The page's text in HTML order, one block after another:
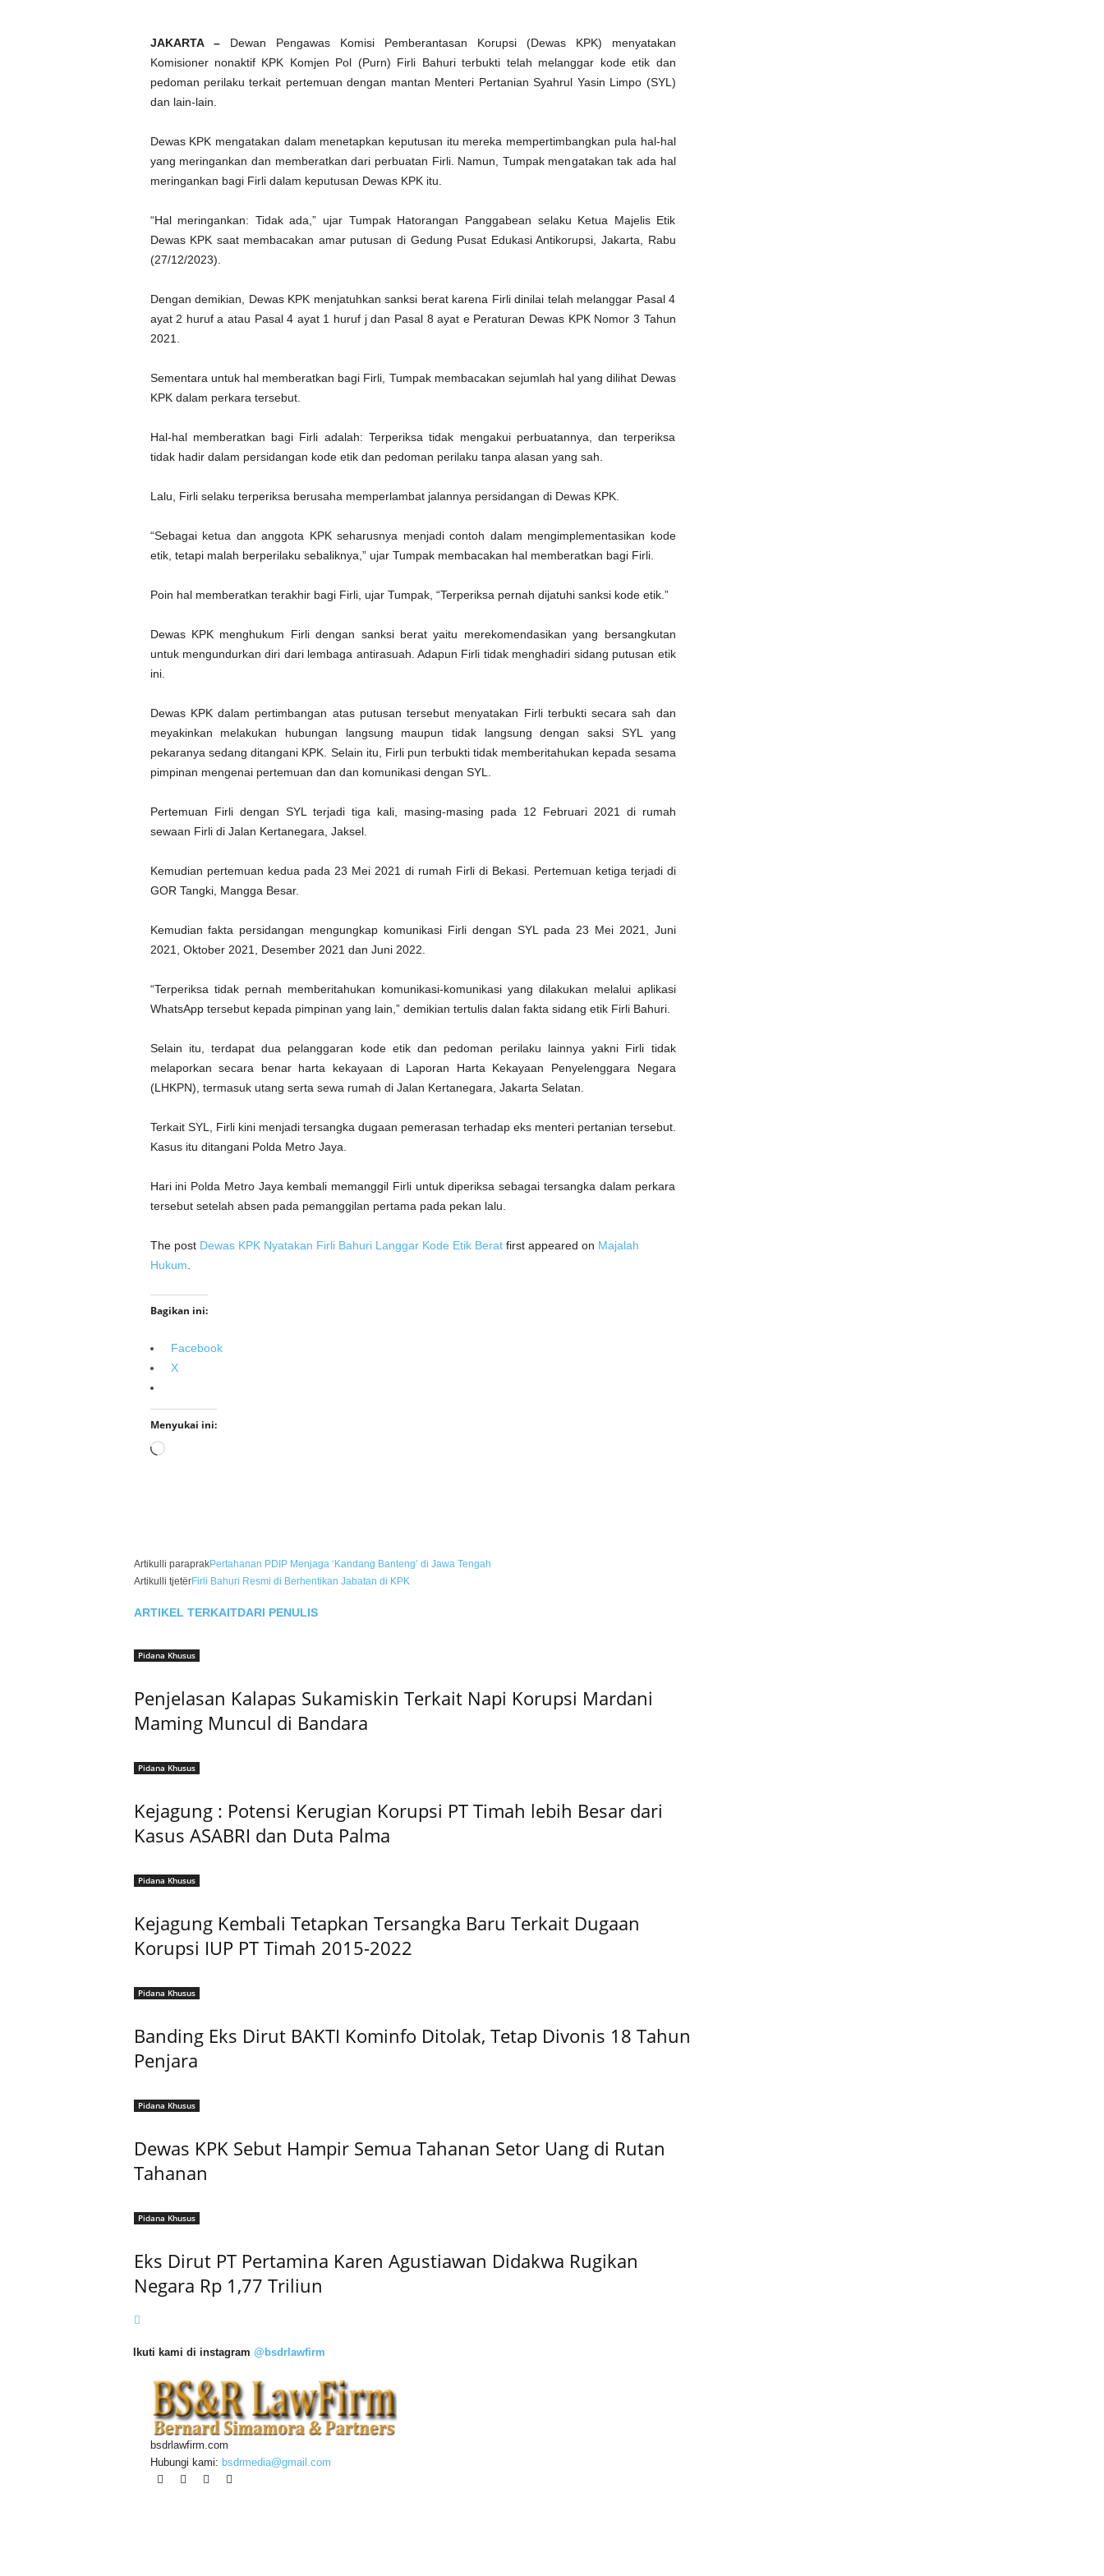
JAKARTA – Dewan Pengawas Komisi Pemberantasan Korupsi (Dewas KPK) menyatakan
Komisioner nonaktif KPK Komjen Pol (Purn) Firli Bahuri terbukti telah melanggar kode etik dan
pedoman perilaku terkait pertemuan dengan mantan Menteri Pertanian Syahrul Yasin Limpo (SYL)
dan lain-lain.
Dewas KPK mengatakan dalam menetapkan keputusan itu mereka mempertimbangkan pula hal-hal
yang meringankan dan memberatkan dari perbuatan Firli. Namun, Tumpak mengatakan tak ada hal
meringankan bagi Firli dalam keputusan Dewas KPK itu.
“Hal meringankan: Tidak ada,” ujar Tumpak Hatorangan Panggabean selaku Ketua Majelis Etik
Dewas KPK saat membacakan amar putusan di Gedung Pusat Edukasi Antikorupsi, Jakarta, Rabu
(27/12/2023).
Dengan demikian, Dewas KPK menjatuhkan sanksi berat karena Firli dinilai telah melanggar Pasal 4
ayat 2 huruf a atau Pasal 4 ayat 1 huruf j dan Pasal 8 ayat e Peraturan Dewas KPK Nomor 3 Tahun
2021.
Sementara untuk hal memberatkan bagi Firli, Tumpak membacakan sejumlah hal yang dilihat Dewas
KPK dalam perkara tersebut.
Hal-hal memberatkan bagi Firli adalah: Terperiksa tidak mengakui perbuatannya, dan terperiksa
tidak hadir dalam persidangan kode etik dan pedoman perilaku tanpa alasan yang sah.
Lalu, Firli selaku terperiksa berusaha memperlambat jalannya persidangan di Dewas KPK.
“Sebagai ketua dan anggota KPK seharusnya menjadi contoh dalam mengimplementasikan kode
etik, tetapi malah berperilaku sebaliknya,” ujar Tumpak membacakan hal memberatkan bagi Firli.
Poin hal memberatkan terakhir bagi Firli, ujar Tumpak, “Terperiksa pernah dijatuhi sanksi kode etik.”
Dewas KPK menghukum Firli dengan sanksi berat yaitu merekomendasikan yang bersangkutan
untuk mengundurkan diri dari lembaga antirasuah. Adapun Firli tidak menghadiri sidang putusan etik
ini.
Dewas KPK dalam pertimbangan atas putusan tersebut menyatakan Firli terbukti secara sah dan
meyakinkan melakukan hubungan langsung maupun tidak langsung dengan saksi SYL yang
pekaranya sedang ditangani KPK. Selain itu, Firli pun terbukti tidak memberitahukan kepada sesama
pimpinan mengenai pertemuan dan dan komunikasi dengan SYL.
Pertemuan Firli dengan SYL terjadi tiga kali, masing-masing pada 12 Februari 2021 di rumah
sewaan Firli di Jalan Kertanegara, Jaksel.
Kemudian pertemuan kedua pada 23 Mei 2021 di rumah Firli di Bekasi. Pertemuan ketiga terjadi di
GOR Tangki, Mangga Besar.
Kemudian fakta persidangan mengungkap komunikasi Firli dengan SYL pada 23 Mei 2021, Juni
2021, Oktober 2021, Desember 2021 dan Juni 2022.
“Terperiksa tidak pernah memberitahukan komunikasi-komunikasi yang dilakukan melalui aplikasi
WhatsApp tersebut kepada pimpinan yang lain,” demikian tertulis dalan fakta sidang etik Firli Bahuri.
Selain itu, terdapat dua pelanggaran kode etik dan pedoman perilaku lainnya yakni Firli tidak
melaporkan secara benar harta kekayaan di Laporan Harta Kekayaan Penyelenggara Negara
(LHKPN), termasuk utang serta sewa rumah di Jalan Kertanegara, Jakarta Selatan.
Terkait SYL, Firli kini menjadi tersangka dugaan pemerasan terhadap eks menteri pertanian tersebut.
Kasus itu ditangani Polda Metro Jaya.
Hari ini Polda Metro Jaya kembali memanggil Firli untuk diperiksa sebagai tersangka dalam perkara
tersebut setelah absen pada pemanggilan pertama pada pekan lalu.
The post Dewas KPK Nyatakan Firli Bahuri Langgar Kode Etik Beratfirst appeared on Majalah
Hukum
Bagikan ini:
Facebook
X
Menyukai ini:
Memuat...
Artikulli paraprakPertahanan PDIP Menjaga ‘Kandang Banteng’ di Jawa Tengah
Artikulli tjetërFirli Bahuri Resmi di Berhentikan Jabatan di KPK
ARTIKEL TERKAITDARI PENULIS
Pidana Khusus
Penjelasan Kalapas Sukamiskin Terkait Napi Korupsi Mardani
Maming Muncul di Bandara
Pidana Khusus
Kejagung : Potensi Kerugian Korupsi PT Timah lebih Besar dari
Kasus ASABRI dan Duta Palma
Pidana Khusus
Kejagung Kembali Tetapkan Tersangka Baru Terkait Dugaan
Korupsi IUP PT Timah 2015-2022
Pidana Khusus
Banding Eks Dirut BAKTI Kominfo Ditolak, Tetap Divonis 18 Tahun
Penjara
Pidana Khusus
Dewas KPK Sebut Hampir Semua Tahanan Setor Uang di Rutan
Tahanan
Pidana Khusus
Eks Dirut PT Pertamina Karen Agustiawan Didakwa Rugikan
Negara Rp 1,77 Triliun
Ikuti kami di instagram @bsdrlawfirm
bsdrlawfirm.com
Hubungi kami: bsdrmedia@gmail.com